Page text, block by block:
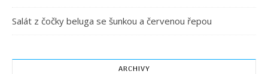
Salát z čočky beluga se šunkou a červenou řepou
ARCHIVY